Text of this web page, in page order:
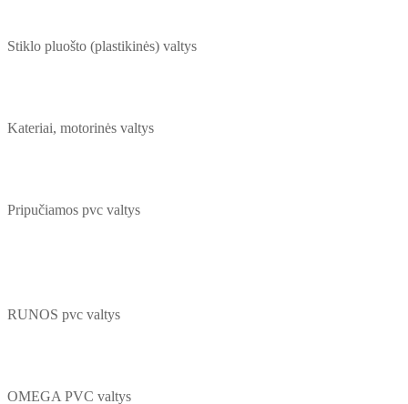
Stiklo pluošto (plastikinės) valtys
Kateriai, motorinės valtys
Pripučiamos pvc valtys
RUNOS pvc valtys
OMEGA PVC valtys